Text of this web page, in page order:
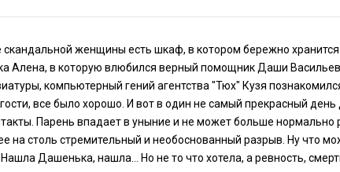
женщины есть шкаф, в котором бережно
Алена, в которую влюбился верный помощник Даши
компьютерный гений агентства "Тюх" Кузя
все было хорошо. И вот в один не самый прекрасный
Парень впадает в уныние и не может больше нормально
на столь стремительный и необоснованный разрыв. Ну что
Дашенька, нашла... Но не то что хотела, а ревность,